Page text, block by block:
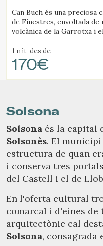
Can Buch és una preciosa
de Finestres, envoltada de
volcànica de la Garrotxa i
1 nit des de
170€
Solsona
Solsona és la capital
Solsonès. El
estructura de quan
i conserva tres
del Castell i el de
En l'oferta cultural
comarcal i d'eines de
arquitectònic cal
Solsona, consagrada